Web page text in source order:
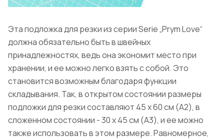
Эта подложка для резки из серии Serie „Prym Love“
должна обязательно быть в швейных
принадлежностях, ведь она экономит место при
хранении, и ее можно легко взять с собой. Это
становится возможным благодаря функции
складывания. Так, в открытом состоянии размеры
подложки для резки составляют 45 x 60 см (A2), в
сложенном состоянии - 30 x 45 см (A3), и ее можно
также использовать в этом размере. Равномерное,